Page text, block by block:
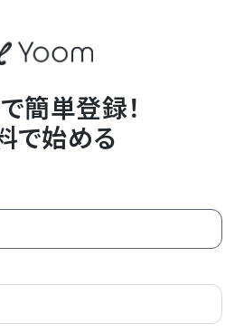
簡単登録！
で始める